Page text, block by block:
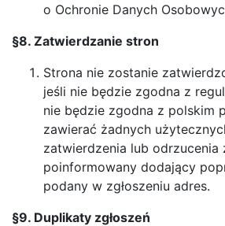
o Ochronie Danych
§8. Zatwierdzanie stron
Strona nie zostanie
jeśli nie będzie zgodna z
nie będzie zgodna z polskim
zawierać żadnych
zatwierdzenia lub odrzucenia
poinformowany dodający
podany w zgłoszeniu adres.
§9. Duplikaty zgłoszeń